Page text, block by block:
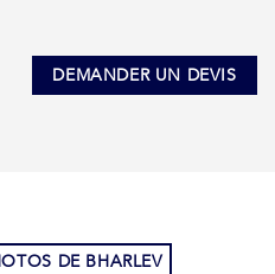
DEMANDER UN DEVIS
DE BHARLEV